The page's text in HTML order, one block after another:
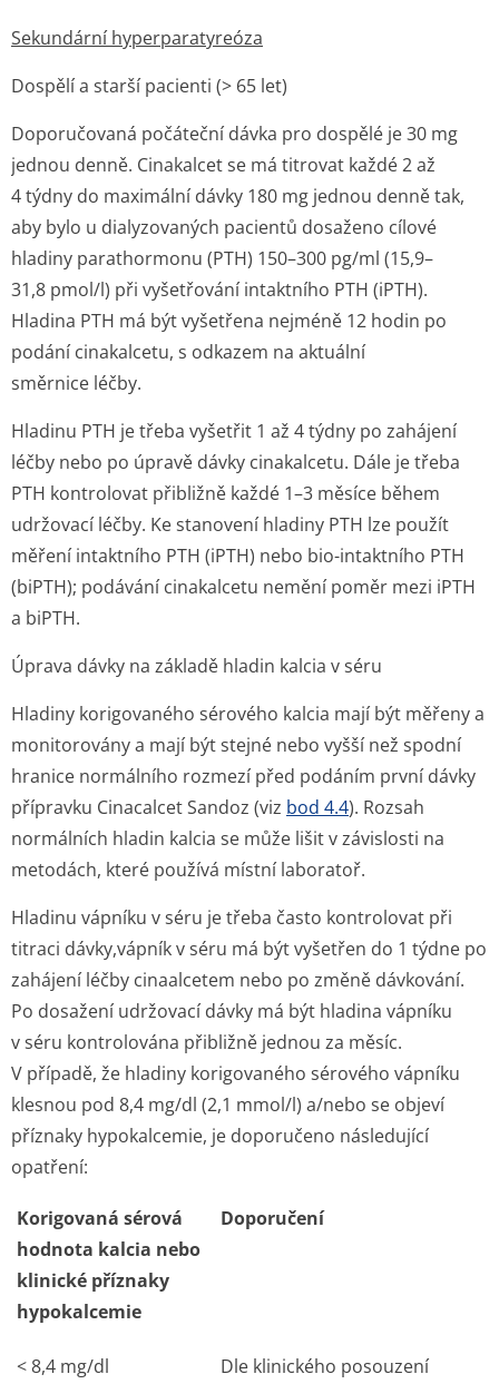
Sekundární hyperparatyreóza
Dospělí a starší pacienti (> 65 let)
Doporučovaná počáteční dávka pro dospělé je 30 mg
jednou denně. Cinakalcet se má titrovat každé 2 až
4 týdny do maximální dávky 180 mg jednou denně tak,
aby bylo u dialyzovaných pacientů dosaženo cílové
hladiny parathormonu (PTH) 150–300 pg/ml (15,9–
31,8 pmol/l) při vyšetřování intaktního PTH (iPTH).
Hladina PTH má být vyšetřena nejméně 12 hodin po
podání cinakalcetu, s odkazem na aktuální
směrnice léčby.
Hladinu PTH je třeba vyšetřit 1 až 4 týdny po zahájení
léčby nebo po úpravě dávky cinakalcetu. Dále je třeba
PTH kontrolovat přibližně každé 1–3 měsíce během
udržovací léčby. Ke stanovení hladiny PTH lze použít
měření intaktního PTH (iPTH) nebo bio-intaktního PTH
(biPTH); podávání cinakalcetu nemění poměr mezi iPTH
a biPTH.
Úprava dávky na základě hladin kalcia v séru
Hladiny korigovaného sérového kalcia mají být měřeny a
monitorovány a mají být stejné nebo vyšší než spodní
hranice normálního rozmezí před podáním první dávky
přípravku Cinacalcet Sandoz (viz bod 4.4). Rozsah
normálních hladin kalcia se může lišit v závislosti na
metodách, které používá místní laboratoř.
Hladinu vápníku v séru je třeba často kontrolovat při
titraci dávky,vápník v séru má být vyšetřen do 1 týdne po
zahájení léčby cinaalcetem nebo po změně dávkování.
Po dosažení udržovací dávky má být hladina vápníku
v séru kontrolována přibližně jednou za měsíc.
V případě, že hladiny korigovaného sérového vápníku
klesnou pod 8,4 mg/dl (2,1 mmol/l) a/nebo se objeví
příznaky hypokalcemie, je doporučeno následující
opatření:
Korigovaná sérová
hodnota kalcia nebo
klinické příznaky
hypokalcemie
Doporučení
< 8,4 mg/dl
Dle klinického posouzení